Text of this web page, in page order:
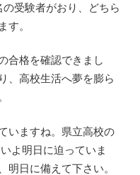
受験者がおり、どちら
す。
合格を確認できまし
、高校生活へ夢を膨ら
いますね。県立高校の
よ明日に迫っていま
明日に備えて下さい。